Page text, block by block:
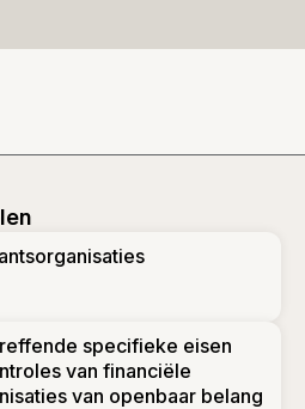
specifieke eisen
van financiële
van openbaar belang